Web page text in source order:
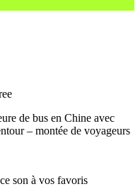
de bus en Chine avec
– montée de voyageurs